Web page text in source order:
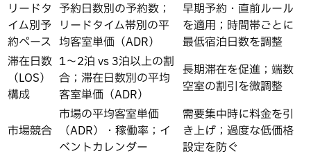
リードタ
イム別予
約ペース
予約日数別の予約数；
リードタイム帯別の平
均客室単価（ADR）
早期予約・直前ルール
を適用；時間帯ごとに
最低宿泊日数を調整
滞在日数
（LOS）
構成
1〜2泊 vs 3泊以上の割
合；滞在日数別の平均
客室単価（ADR）
長期滞在を促進；端数
空室の割引を微調整
市場競合
市場の平均客室単価
（ADR）・稼働率；イ
ベントカレンダー
需要集中時に料金を引
き上げ；過度な低価格
設定を防ぐ